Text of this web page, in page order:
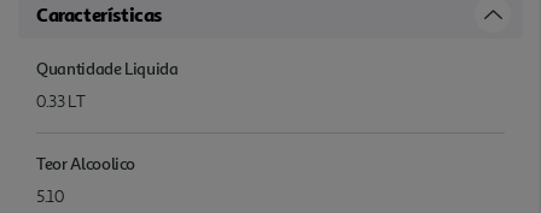
Características
Quantidade Liquida
0.33 LT
Teor Alcoolico
5.10